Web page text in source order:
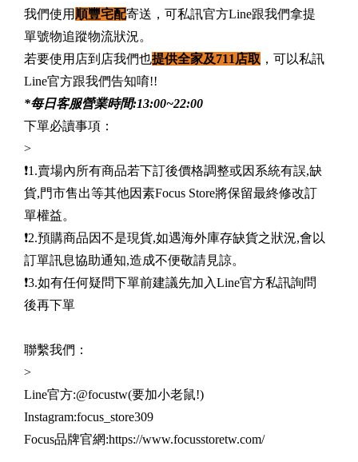
我們使用 順豐宅配寄送，可私訊官方Line跟我們拿提
單號物追蹤物流狀況。
若要使用店到店我們也提供全家及711店取 ，可以私訊
Line官方跟我們告知唷!!
*每日客服營業時間:13:00~22:00
下單必讀事項：
>
❗️1.賣場內所有商品若下訂後價格調整或因系統有誤,缺
貨,門市售出等其他因素Focus Store將保留最終修改訂
單權益。
❗️2.預購商品因不是現貨,如遇海外庫存缺貨之狀況,會以
訂單訊息協助通知,造成不便敬請見諒。
❗️3.如有任何疑問下單前建議先加入Line官方私訊詢問
後再下單
聯繫我們：
>
Line官方:@focustw(要加小老鼠!)
Instagram:focus_store309
Focus品牌官網:https://www.focusstoretw.com/